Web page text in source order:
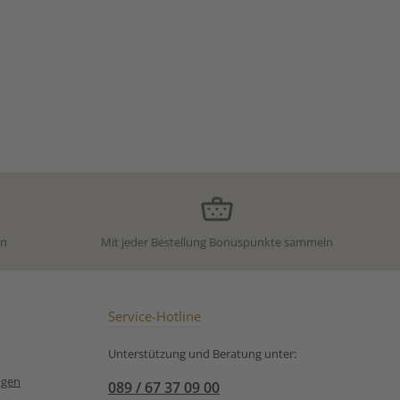
Mit jeder Bestellung Bonuspunkte sammeln
Service-Hotline
Unterstützung und Beratung unter:
089 / 67 37 09 00